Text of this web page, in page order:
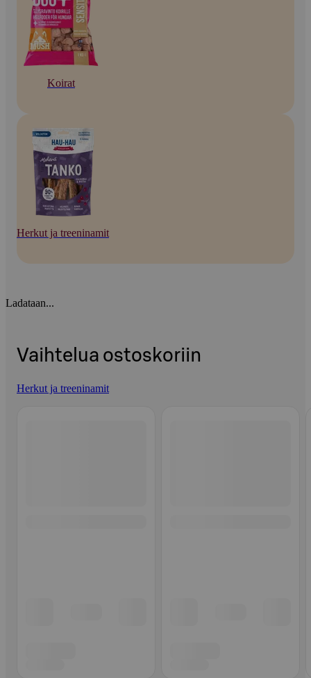
Koirat
Herkut ja treeninamit
Ladataan...
Vaihtelua ostoskoriin
Herkut ja treeninamit